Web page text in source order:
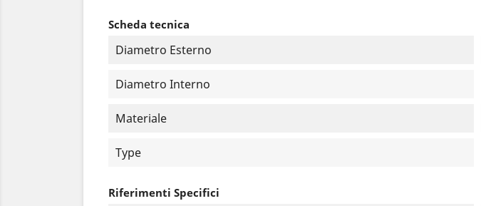
Scheda tecnica
Diametro Esterno
Diametro Interno
Materiale
Type
Riferimenti Specifici